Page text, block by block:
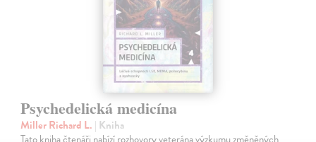
Psychedelická medicína
Miller Richard L. | Kniha